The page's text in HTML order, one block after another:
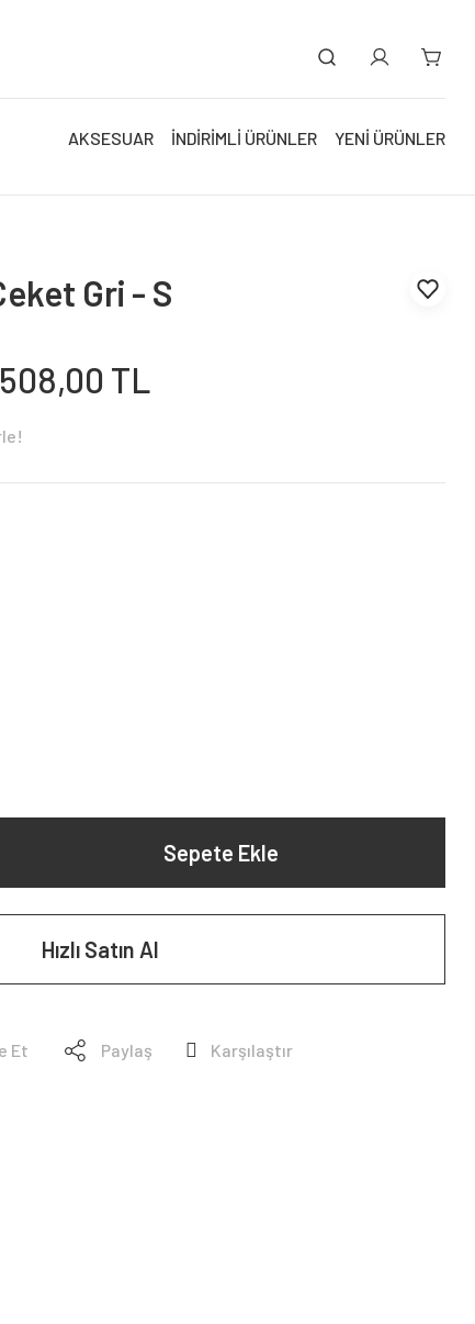
YENİ ÜRÜNLER
İNDİRİMLİ ÜRÜNLER
AKSESUAR
Gri - S
TL
Sepete Ekle
Hızlı Satın Al
Et Paylaş Karşılaştır